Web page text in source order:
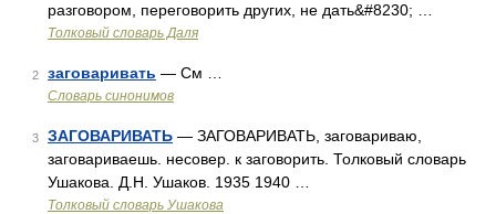
разговором, переговорить других, не дать&#8230; …
Толковый словарь Даля
2 заговаривать — См …
Словарь синонимов
3 ЗАГОВАРИВАТЬ — ЗАГОВАРИВАТЬ, заговариваю,
заговариваешь. несовер. к заговорить. Толковый словарь
Ушакова. Д.Н. Ушаков. 1935 1940 …
Толковый словарь Ушакова